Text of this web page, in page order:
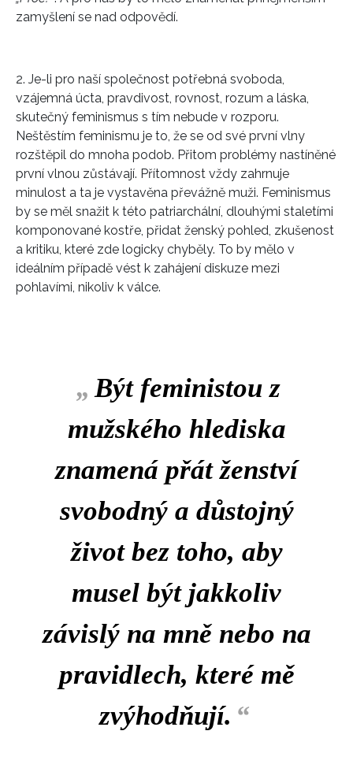
zamyšlení se nad odpovědí.
2. Je-li pro naší společnost potřebná svoboda,
vzájemná úcta, pravdivost, rovnost, rozum a láska,
skutečný feminismus s tím nebude v rozporu.
Neštěstím feminismu je to, že se od své první vlny
rozštěpil do mnoha podob. Přitom problémy nastíněné
první vlnou zůstávají. Přítomnost vždy zahrnuje
minulost a ta je vystavěna převážně muži. Feminismus
by se měl snažit k této patriarchální, dlouhými staletími
komponované kostře, přidat ženský pohled, zkušenost
a kritiku, které zde logicky chyběly. To by mělo v
ideálním případě vést k zahájení diskuze mezi
pohlavími, nikoliv k válce.
„ Být feministou z
mužského hlediska
znamená přát ženství
svobodný a důstojný
život bez toho, aby
musel být jakkoliv
závislý na mně nebo na
pravidlech, které mě
zvýhodňují. “